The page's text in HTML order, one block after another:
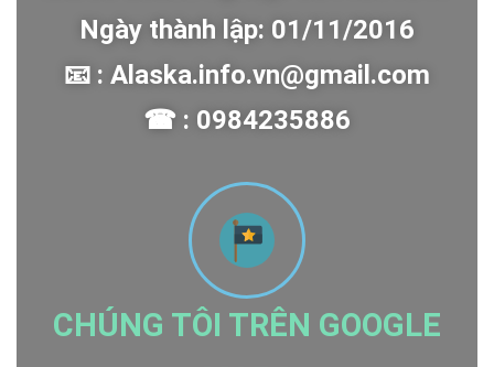
Ngày thành lập: 01/11/2016
📧 : Alaska.info.vn@gmail.com
☎ : 0984235886
CHÚNG TÔI TRÊN GOOGLE